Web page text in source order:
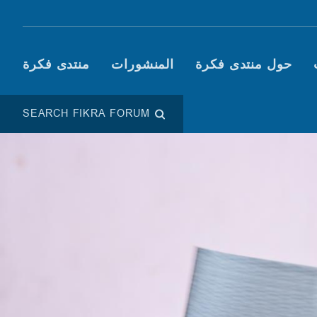
Main navigation (Fikra
حول منتدى فكرة المنشورات منتدى فكرة
SEARCH FIKRA FORUM